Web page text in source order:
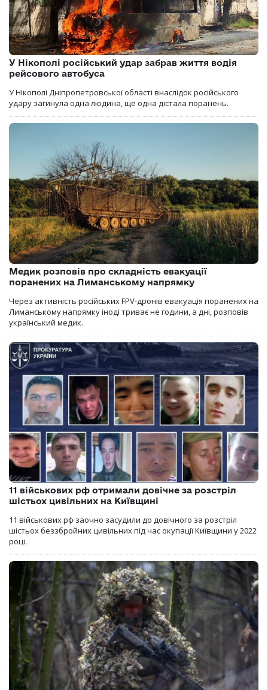
У Нікополі російський удар забрав життя водія
рейсового автобуса
У Нікополі Дніпропетровської області внаслідок російського
удару загинула одна людина, ще одна дістала поранень.
Медик розповів про складність евакуації
поранених на Лиманському напрямку
Через активність російських FPV-дронів евакуація поранених на
Лиманському напрямку іноді триває не години, а дні, розповів
український медик.
11 військових рф отримали довічне за розстріл
шістьох цивільних на Київщині
11 військових рф заочно засудили до довічного за розстріл
шістьох беззбройних цивільних під час окупації Київщини у 2022
році.